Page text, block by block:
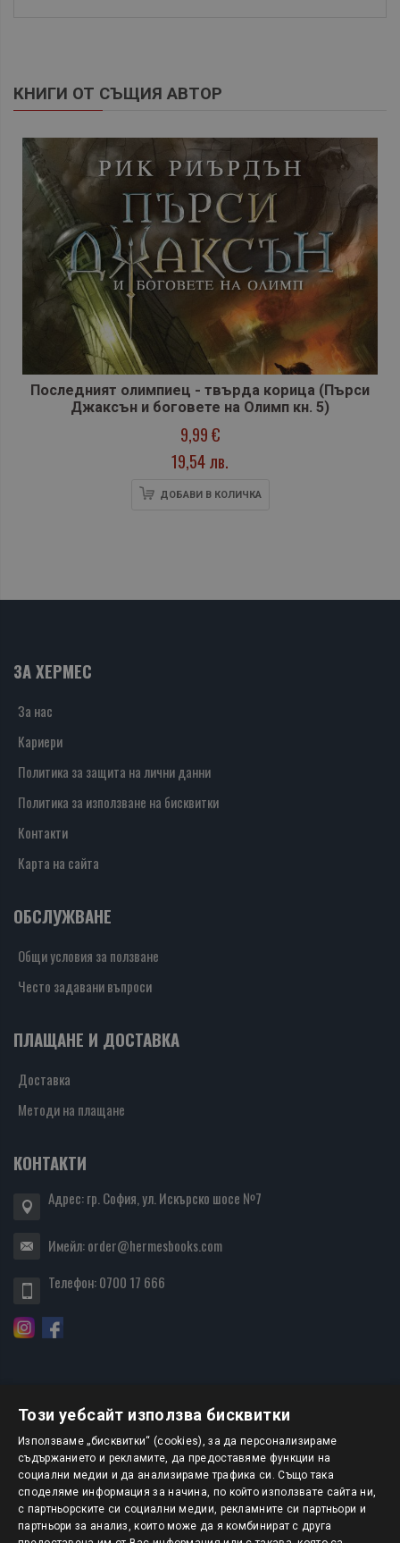
КНИГИ ОТ СЪЩИЯ АВТОР
Последният олимпиец - твърда корица (Пърси
Джаксън и боговете на Олимп кн. 5)
9,99 €
19,54 лв.
ДОБАВИ В КОЛИЧКА
ЗА ХЕРМЕС
За нас
Кариери
Политика за защита на лични данни
Политика за използване на бисквитки
Контакти
Карта на сайта
ОБСЛУЖВАНЕ
Общи условия за ползване
Често задавани въпроси
ПЛАЩАНЕ И ДОСТАВКА
Доставка
Методи на плащане
КОНТАКТИ
Адрес: гр. София, ул. Искърско шосе №7
Имейл:order@hermesbooks.com
Телефон:0700 17 666
БЮЛЕТИН
АБОНИРАНЕ
Този уебсайт използва бисквитки
Използваме „бисквитки“ (cookies), за да персонализираме
съдържанието и рекламите, да предоставяме функции на
социални медии и да анализираме трафика си. Също така
споделяме информация за начина, по който използвате сайта ни,
с партньорските си социални медии, рекламните си партньори и
партньори за анализ, които може да я комбинират с друга